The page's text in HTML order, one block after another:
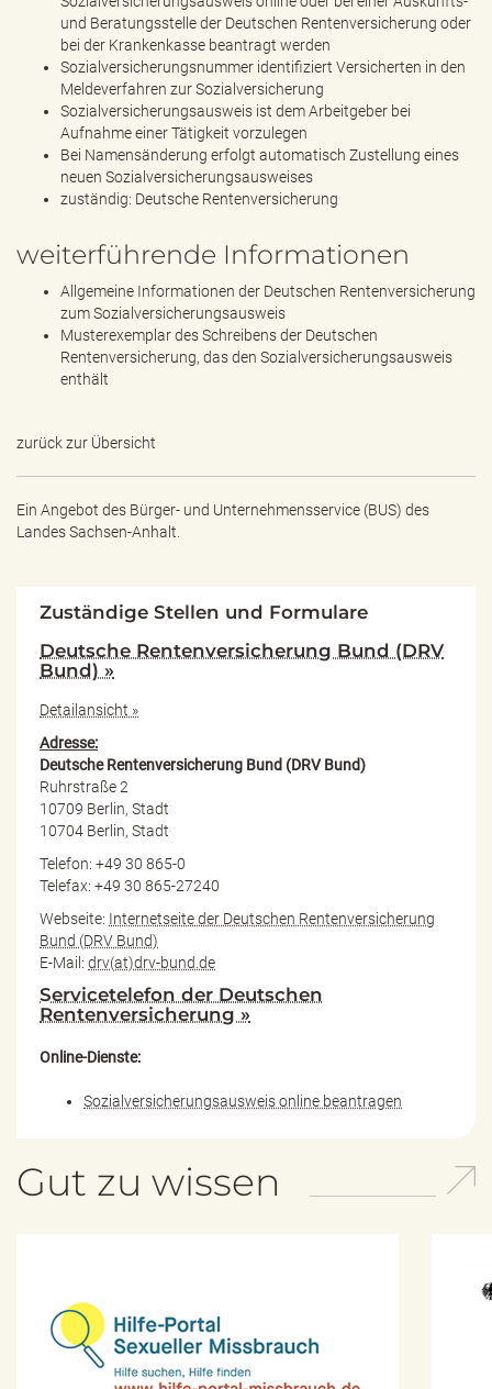
und Beratungsstelle der Deutschen Rentenversicherung oder
bei der Krankenkasse beantragt werden
Sozialversicherungsnummer identifiziert Versicherten in den
Meldeverfahren zur Sozialversicherung
Sozialversicherungsausweis ist dem Arbeitgeber bei
Aufnahme einer Tätigkeit vorzulegen
Bei Namensänderung erfolgt automatisch Zustellung eines
neuen Sozialversicherungsausweises
zuständig: Deutsche Rentenversicherung
weiterführende Informationen
Allgemeine Informationen der Deutschen Rentenversicherung
zum Sozialversicherungsausweis
Musterexemplar des Schreibens der Deutschen
Rentenversicherung, das den Sozialversicherungsausweis
enthält
zurück zur Übersicht
Ein Angebot des Bürger- und Unternehmensservice (BUS) des
Landes Sachsen-Anhalt.
Zuständige Stellen und Formulare
Deutsche Rentenversicherung Bund (DRV
Bund) »
Detailansicht »
Adresse:
Deutsche Rentenversicherung Bund (DRV Bund)
Ruhrstraße 2
10709 Berlin, Stadt
10704 Berlin, Stadt
Telefon: +49 30 865-0
Telefax: +49 30 865-27240
Webseite: Internetseite der Deutschen Rentenversicherung
Bund (DRV Bund)
E-Mail: drv(at)drv-bund.de
Servicetelefon der Deutschen
Rentenversicherung »
Online-Dienste:
Sozialversicherungsausweis online beantragen
Gut zu wissen